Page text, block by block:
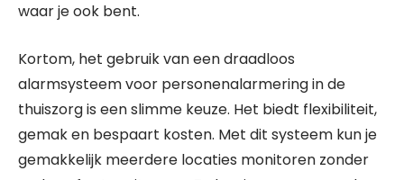
waar je ook bent.
Kortom, het gebruik van een draadloos
alarmsysteem voor personenalarmering in de
thuiszorg is een slimme keuze. Het biedt flexibiliteit,
gemak en bespaart kosten. Met dit systeem kun je
gemakkelijk meerdere locaties monitoren zonder